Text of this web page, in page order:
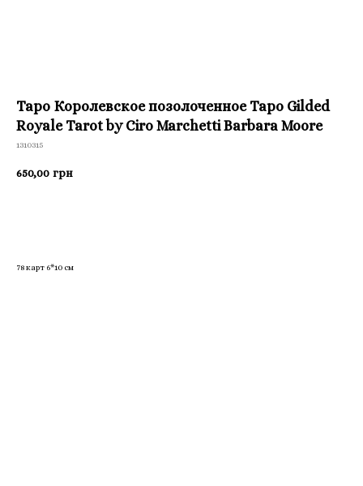
Таро Королевское позолоченное Таро Gilded
Royale Tarot by Ciro Marchetti Barbara Moore
1310315
650,00 грн
78 карт 6*10 см